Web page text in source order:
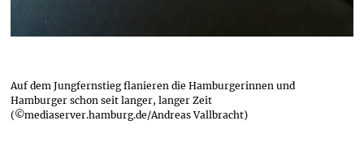
Auf dem Jungfernstieg flanieren die Hamburgerinnen und
Hamburger schon seit langer, langer Zeit
(©mediaserver.hamburg.de/Andreas Vallbracht)